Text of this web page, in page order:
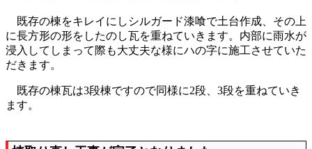
既存の棟をキレイにしシルガード漆喰で土台作成、その上
に長方形の形をしたのし瓦を重ねていきます。内部に雨水が
浸入してしまって際も大丈夫な様にハの字に施工させていた
だきます。
既存の棟瓦は3段棟ですので同様に2段、3段を重ねていき
ます。